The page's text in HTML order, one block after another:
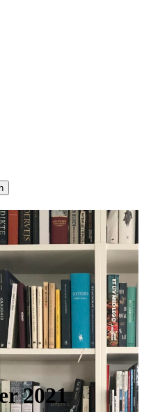
2021